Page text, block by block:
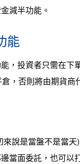
減半功能。
能
，投資者只需在下
，否則將由期貨商
說是當盤不是當
當面委託，也可以